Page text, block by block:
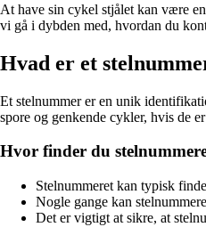
At have sin cykel stjålet kan være
vi gå i dybden med, hvordan du
Hvad er et
Et stelnummer er en unik
spore og genkende cykler, hvis de
Hvor finder du
Stelnummeret kan typisk
Nogle gange kan
Det er vigtigt at sikre, at